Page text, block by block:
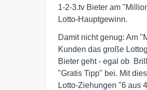
1-2-3.tv Bieter am
Lotto-Hauptgewinn.
Damit nicht genug: Am
Kunden das große
Bieter geht - egal ob
"Gratis Tipp" bei. Mit
Lotto-Ziehungen "6 aus